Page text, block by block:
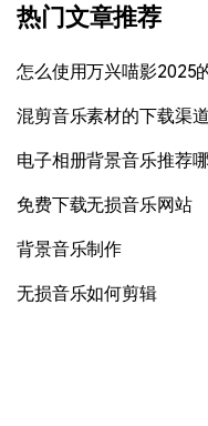
热门文章推荐
怎么使用万兴喵影2025
混剪音乐素材的下载渠
电子相册背景音乐推荐
免费下载无损音乐网站
背景音乐制作
无损音乐如何剪辑